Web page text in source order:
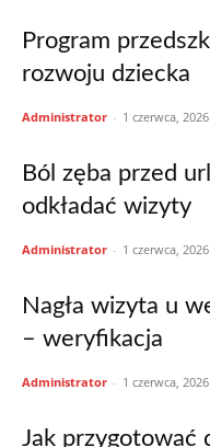
Program
rozwoju dziecka
Administrator - 1 czerwca, 2026
Ból zęba przed
odkładać wizyty
Administrator - 1 czerwca, 2026
Nagła wizyta u
– weryfikacja
Administrator - 1 czerwca, 2026
Jak przygotować